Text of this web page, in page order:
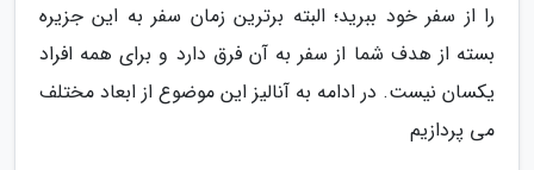
را از سفر خود ببرید؛ البته برترین زمان سفر به این جزیره
بسته از هدف شما از سفر به آن فرق دارد و برای همه افراد
یکسان نیست. در ادامه به آنالیز این موضوع از ابعاد مختلف
می پردازیم